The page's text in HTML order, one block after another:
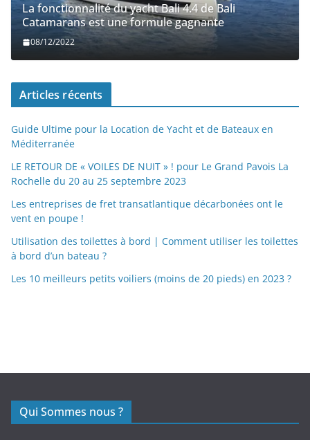
La fonctionnalité du yacht Bali 4.4 de Bali
Catamarans est une formule gagnante
08/12/2022
Articles récents
Guide Ultime pour la Location de Yacht et de Bateaux en
Méditerranée
LE RETOUR DE « VOILES DE NUIT » ! pour Le Grand Pavois La
Rochelle du 20 au 25 septembre 2023
Les entreprises de fret transatlantique décarbonées ont le
vent en poupe !
Utilisation des toilettes à bord | Comment utiliser les toilettes
à bord d’un bateau ?
Les 10 meilleurs petits voiliers (moins de 20 pieds) en 2023 ?
Qui Sommes nous ?